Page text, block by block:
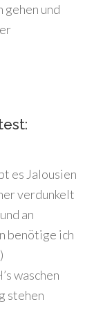
gehen und
es Jalousien
verdunkelt
an
benötige ich
waschen
stehen